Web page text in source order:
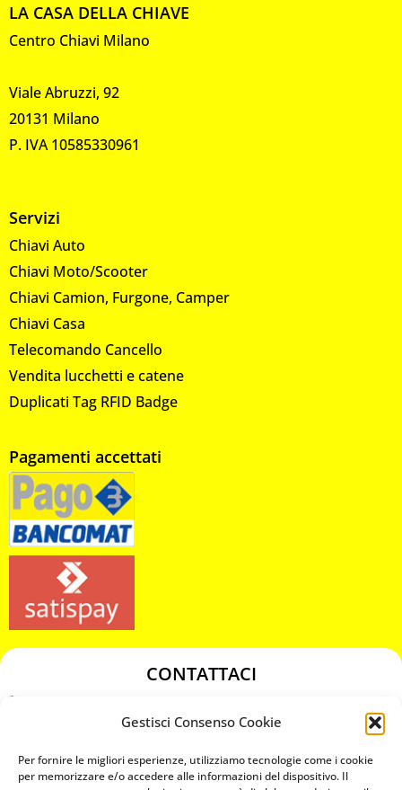
Gestisci Consenso Cookie
Per fornire le migliori esperienze, utilizziamo tecnologie come i cookie
per memorizzare e/o accedere alle informazioni del dispositivo. Il
LA CASA DELLA CHIAVE
Centro Chiavi Milano
Viale Abruzzi, 92
20131 Milano
P. IVA 10585330961
Servizi
Chiavi Auto
Chiavi Moto/Scooter
Chiavi Camion, Furgone, Camper
Chiavi Casa
Telecomando Cancello
Vendita lucchetti e catene
Duplicati Tag RFID Badge
Pagamenti accettati
CONTATTACI
chiavicodificate@gmail.com